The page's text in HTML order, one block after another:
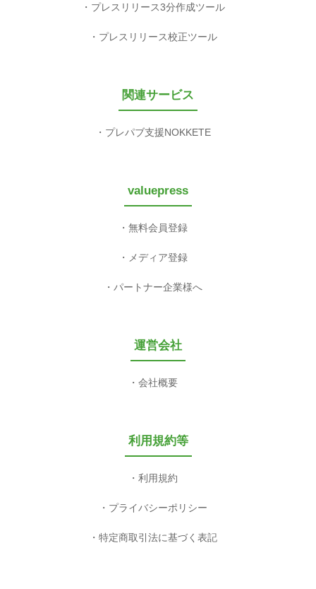
プレスリリース3分作成ツール
プレスリリース校正ツール
関連サービス
プレパブ支援NOKKETE
valuepress
無料会員登録
メディア登録
パートナー企業様へ
運営会社
会社概要
利用規約等
利用規約
プライバシーポリシー
特定商取引法に基づく表記